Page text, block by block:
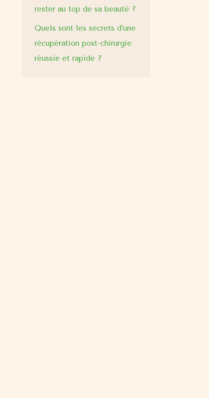
rester au top de sa beauté ?
Quels sont les secrets d’une
récupération post-chirurgie
réussie et rapide ?